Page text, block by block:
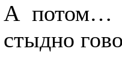
А потом…
стыдно